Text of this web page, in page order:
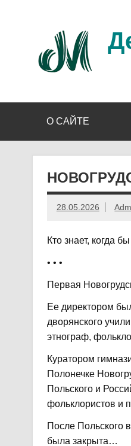
О САЙТЕ
28.05.2026
Кто знает, когда
• • •
Первая
Ее директором
дворянского
этнограф,
Куратором
Полонечке
Польского и
фольклористов и
После Польского
была закрыта…